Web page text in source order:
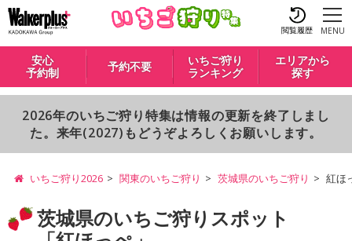
閲覧履歴 MENU
安心
予約制
予約不要
いちご狩り
ランキング
エリアから
探す
2026年のいちご狩り特集は情報の更新を終了しまし
た。来年(2027)もどうぞよろしくお願いします。
いちご狩り2026 関東のいちご狩り 茨城県のいちご狩り 紅ほ
茨城県のいちご狩りスポット